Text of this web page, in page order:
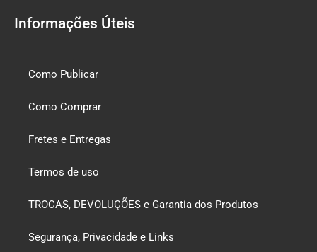
Informações Úteis
Como Publicar
Como Comprar
Fretes e Entregas
Termos de uso
TROCAS, DEVOLUÇÕES e Garantia dos Produtos
Segurança, Privacidade e Links